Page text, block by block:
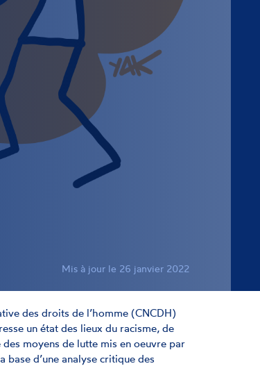
Mis à jour le 26 janvier 2022
des droits de l’homme (CNCDH)
un état des lieux du racisme, de
moyens de lutte mis en oeuvre par
d’une analyse critique des